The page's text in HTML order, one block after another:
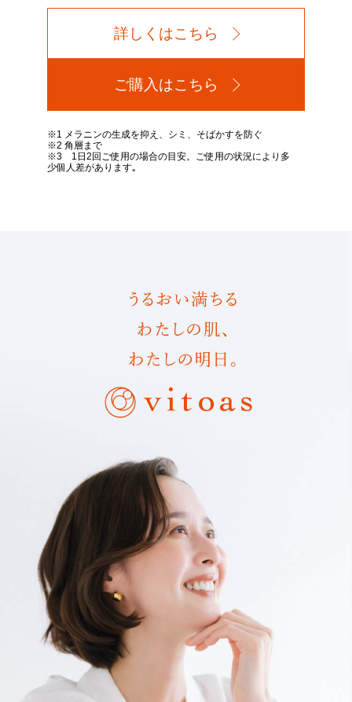
詳しくはこちら
ご購入はこちら
※1 メラニンの生成を抑え、シミ、そばかすを防ぐ
※2 角層まで
※3 1日2回ご使用の場合の目安。ご使用の状況により多
少個人差があります｡